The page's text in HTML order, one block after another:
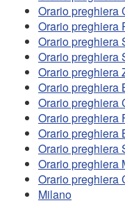
Orario preghiera
Orario preghiera
Orario preghiera
Orario preghiera
Orario preghiera
Orario preghiera
Orario preghiera
Orario preghiera
Orario preghiera
Orario preghiera
Orario preghiera
Orario preghiera
Milano